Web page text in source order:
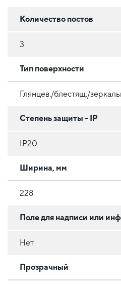
Количество постов
3
Тип поверхности
Глянцев./блестящ./
Степень защиты - IP
IP20
Ширина, мм
228
Поле для надписи или
Нет
Прозрачный